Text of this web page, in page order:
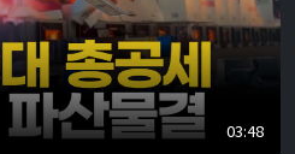
03:48